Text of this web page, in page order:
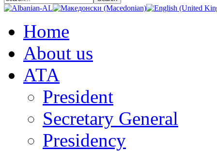
Home
About us
АТА
President
Secretary General
Presidency